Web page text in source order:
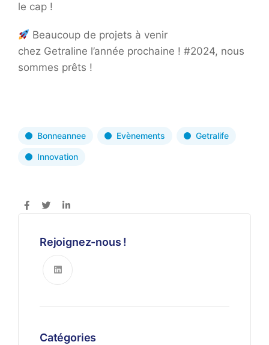
le cap !
Beaucoup de projets à venir
chez Getraline l’année prochaine ! #2024, nous
sommes prêts !
Bonneannee Evènements Getralife
Innovation
Rejoignez-nous !
Catégories